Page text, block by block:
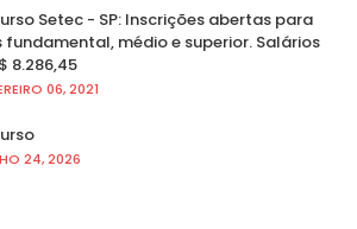
Setec - SP: Inscrições abertas para
fundamental, médio e superior. Salários
8.286,45
06, 2021
24, 2026